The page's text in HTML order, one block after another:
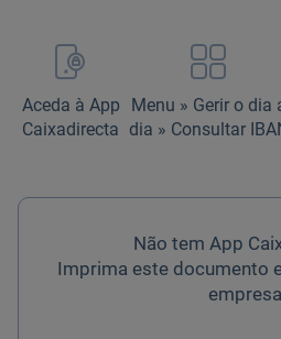
Aceda à App
Caixadirecta
Menu » Gerir o dia
dia » Consultar
Não tem App
Imprima este documento